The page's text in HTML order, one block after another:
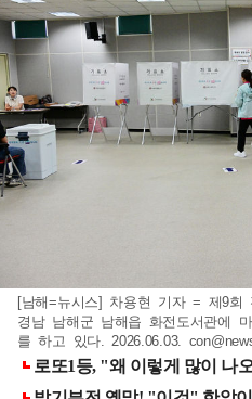
[남해=뉴시스] 차용현 기자 = 제9회
경남 남해군 남해읍 화전도서관에
를 하고 있다. 2026.06.03.